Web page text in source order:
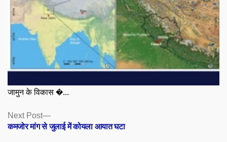
जामुन के विकास �...
Posts
navigation
Next Post
Next
post:
कमजोर मांग से जुलाई में कोयला आयात घटा